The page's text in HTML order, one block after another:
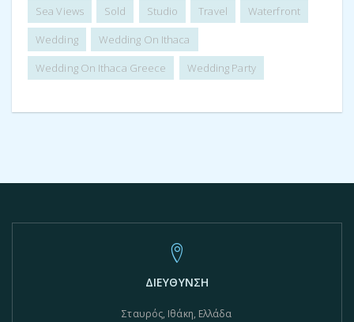
Sea Views
Sold Studio Travel
Waterfront
Wedding
Wedding On Ithaca
Wedding On Ithaca Greece
Wedding Party
ΔΙΕΥΘΥΝΣΗ
Σταυρός, Ιθάκη, Ελλάδα